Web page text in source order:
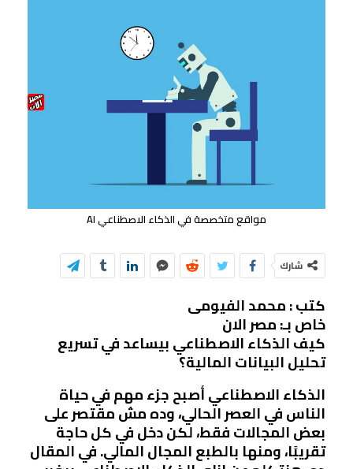
مواقع متخصصة في الذكاء الاصطناعي AI
شارك
كتب : محمد الفيومى
خاص بـ: مصر الان
كيف الذكاء الاصطناعي بيساعد في تسريع
تحليل البيانات المالية؟
الذكاء الاصطناعي أصبح جزء مهم في حياة
الناس في العصر الحالي، وده مش مقتصر على
بعض المجالات فقط، لكن دخل في كل حاجة
تقريبًا، ومنها بالطبع المجال المالي. في المقال